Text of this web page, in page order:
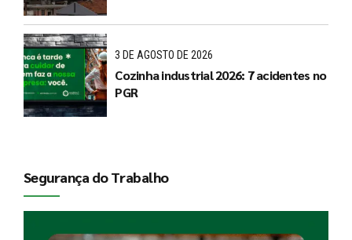
3 DE AGOSTO DE 2026
Cozinha industrial 2026: 7 acidentes no
PGR
Segurança do Trabalho